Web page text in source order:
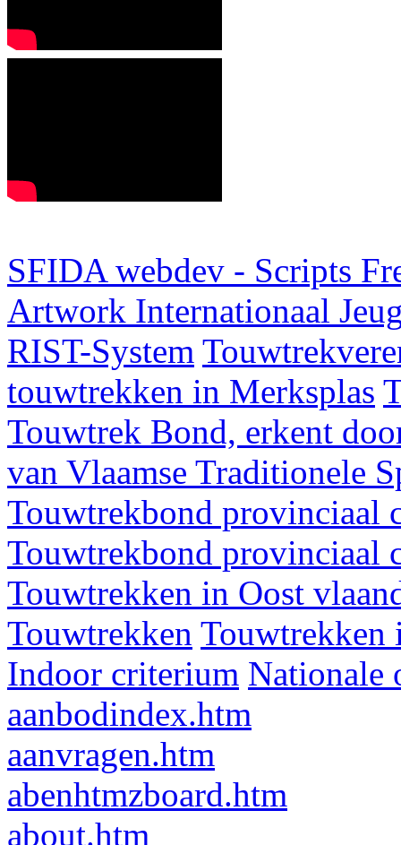
SFIDA webdev - Scripts
Artwork Internationaal
RIST-System
touwtrekken in Merksplas
Touwtrek Bond, erkent
van Vlaamse Traditionele
Touwtrekbond provinciaal
Touwtrekbond provinciaal
Touwtrekken in Oost
Touwtrekken Touwtrekken
Indoor criterium Nationale
aanbodindex.htm
aanvragen.htm
abenhtmzboard.htm
about.htm